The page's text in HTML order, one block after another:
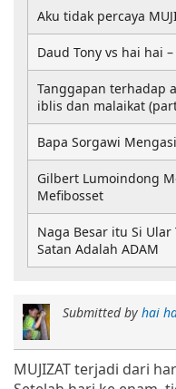
Submitted by hai
MUJIZAT terjadi dari
Aku tidak percaya
Daud Tony vs hai hai
Tanggapan terhadap
iblis dan malaikat
Bapa Sorgawi
Gilbert Lumoindong
Mefibosset
Naga Besar itu Si
Satan Adalah ADAM